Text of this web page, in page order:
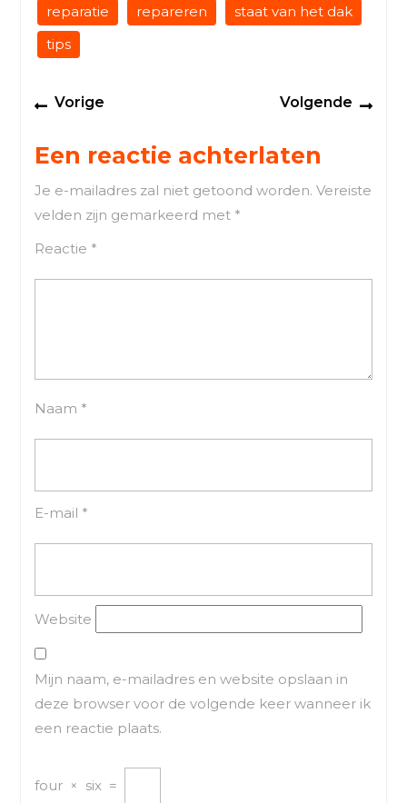
reparatie
repareren
staat van het dak
tips
Berichtnavigatie
Vorige Volgende
Een reactie achterlaten
Je e-mailadres zal niet getoond worden. Vereiste
velden zijn gemarkeerd met *
Reactie *
Naam *
E-mail *
Website
Mijn naam, e-mailadres en website opslaan in
deze browser voor de volgende keer wanneer ik
een reactie plaats.
four × six =